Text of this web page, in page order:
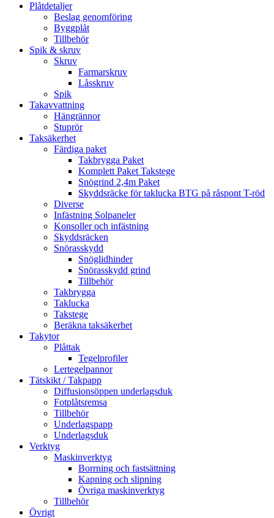
Plåtdetaljer
Beslag genomföring
Byggplåt
Tillbehör
Spik & skruv
Skruv
Farmarskruv
Låsskruv
Spik
Takavvattning
Hängrännor
Stuprör
Taksäkerhet
Färdiga paket
Takbrygga Paket
Komplett Paket Takstege
Snögrind 2,4m Paket
Skyddsräcke för taklucka BTG på råspont T-röd
Diverse
Infästning Solpaneler
Konsoller och infästning
Skyddsräcken
Snörasskydd
Snöglidhinder
Snörasskydd grind
Tillbehör
Takbrygga
Taklucka
Takstege
Beräkna taksäkerhet
Takytor
Plåttak
Tegelprofiler
Lertegelpannor
Tätskikt / Takpapp
Diffusionsöppen underlagsduk
Fotplåtsremsa
Tillbehör
Underlagspapp
Underlagsduk
Verktyg
Maskinverktyg
Borrning och fastsättning
Kapning och slipning
Övriga maskinverktyg
Tillbehör
Övrigt